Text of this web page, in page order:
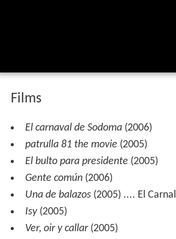
Films
El carnaval de Sodoma(2006)
patrulla 81 the movie (2005)
El bulto para presidente (2005)
Gente común(2006)
Una de balazos(2005) .... El Carnal
Isy(2005)
Ver, oir y callar(2005)